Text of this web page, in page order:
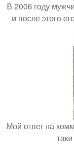
В 2006 году
и после этого
Мой ответ на